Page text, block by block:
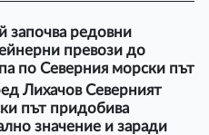
започва редовни
превози до
по Северния морски път
Лихачов Северният
път придобива
значение и заради